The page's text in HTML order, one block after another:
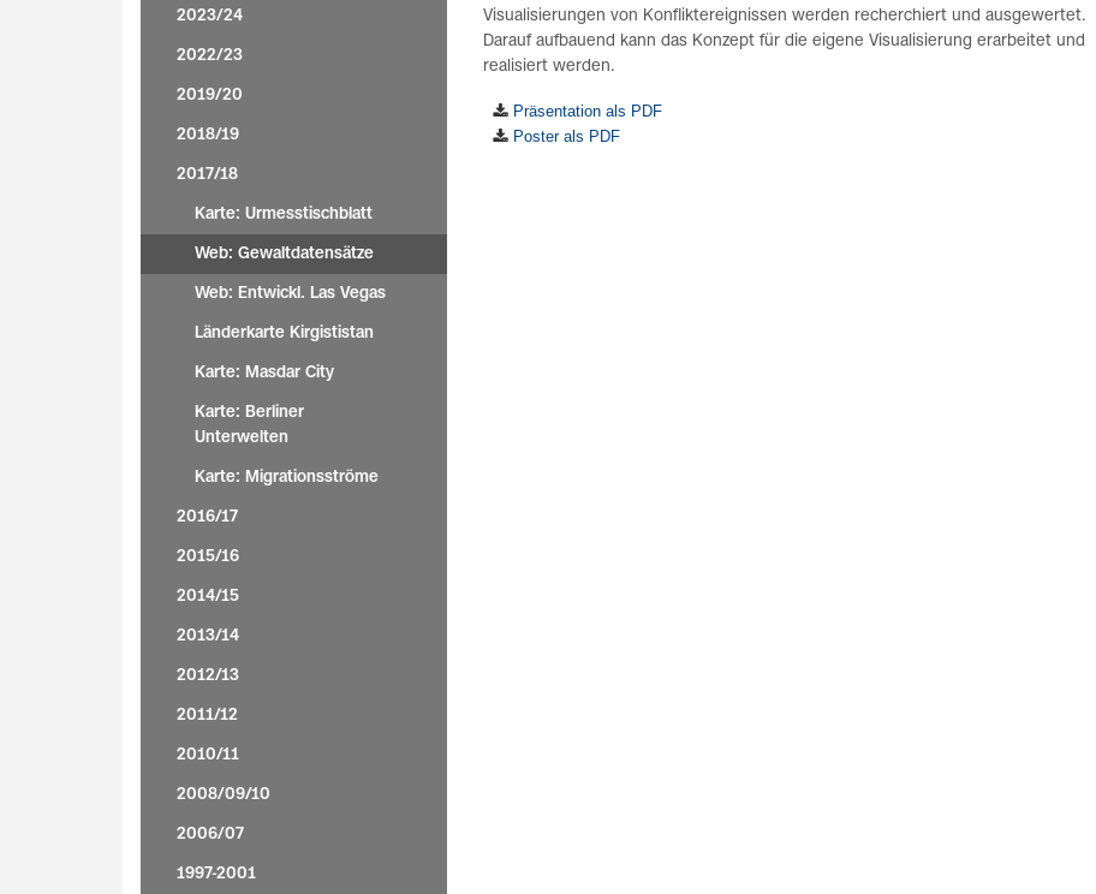
Visualisierungen von Konfliktereignissen werden recherchiert und ausgewertet.
Darauf aufbauend kann das Konzept für die eigene Visualisierung erarbeitet und
realisiert werden.
Präsentation als PDF
Poster als PDF
2023/24
2022/23
2019/20
2018/19
2017/18
Karte: Urmesstischblatt
Web: Gewaltdatensätze
Web: Entwickl. Las Vegas
Länderkarte Kirgististan
Karte: Masdar City
Karte: Berliner
Unterwelten
Karte: Migrationsströme
2016/17
2015/16
2014/15
2013/14
2012/13
2011/12
2010/11
2008/09/10
2006/07
1997-2001